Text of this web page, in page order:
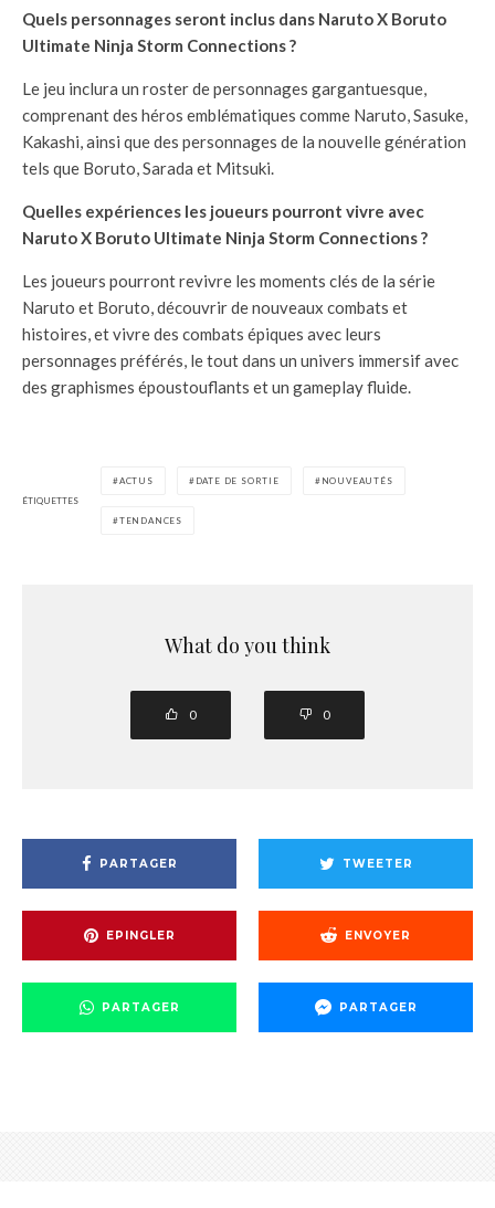
Quels personnages seront inclus dans Naruto X Boruto
Ultimate Ninja Storm Connections ?
Le jeu inclura un roster de personnages gargantuesque,
comprenant des héros emblématiques comme Naruto, Sasuke,
Kakashi, ainsi que des personnages de la nouvelle génération
tels que Boruto, Sarada et Mitsuki.
Quelles expériences les joueurs pourront vivre avec
Naruto X Boruto Ultimate Ninja Storm Connections ?
Les joueurs pourront revivre les moments clés de la série
Naruto et Boruto, découvrir de nouveaux combats et
histoires, et vivre des combats épiques avec leurs
personnages préférés, le tout dans un univers immersif avec
des graphismes époustouflants et un gameplay fluide.
ÉTIQUETTES
ACTUS DATE DE SORTIE NOUVEAUTÉS
TENDANCES
What do you think
0 0
PARTAGER TWEETER
EPINGLER ENVOYER
PARTAGER PARTAGER